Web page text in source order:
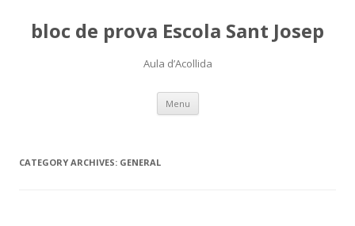
bloc de prova Escola Sant Josep
Aula d’Acollida
Menu Skip
content
CATEGORY ARCHIVES: GENERAL